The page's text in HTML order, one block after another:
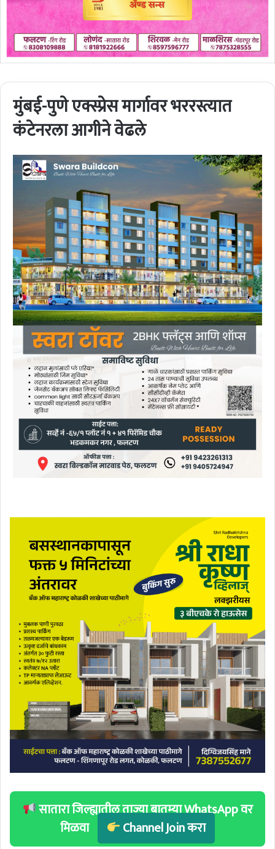
मुंबई-पुणे एक्स्प्रेस मार्गावर भररस्त्यात
कंटेनरला आगीने वेढले
सातारा जिल्ह्यातील ताज्या बातम्या WhatsApp वर
मिळवा
Channel Join करा